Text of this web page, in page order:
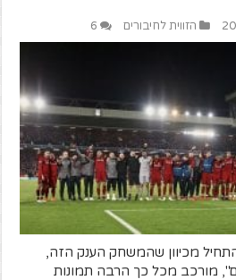
הזווית לחיבורים 6
מכיוון שהמשחק הענק הזה,
מורכב מכל כך הרבה תמונות